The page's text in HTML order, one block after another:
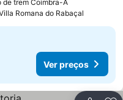
de trem Coimbra-AVer preços
Romana do Rabaçal
Ver preços